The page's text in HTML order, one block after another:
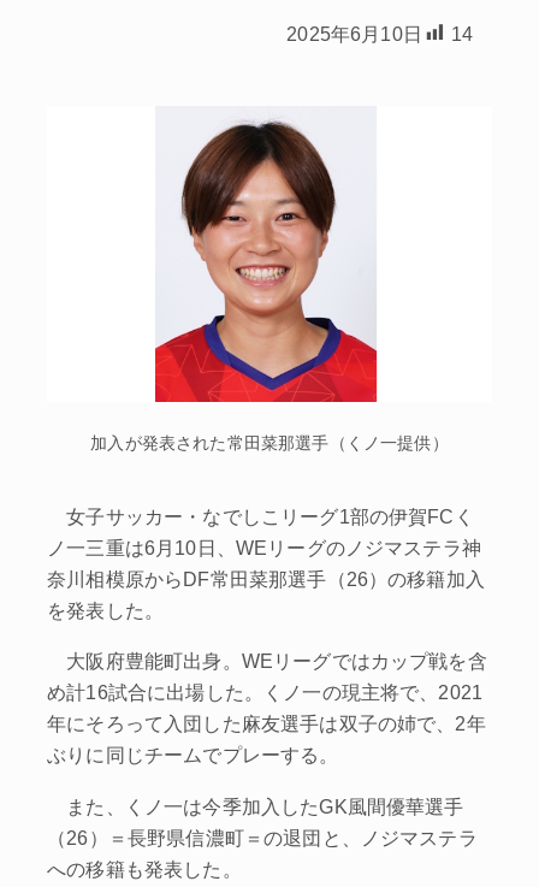
2025年6月10日 14
加入が発表された常田菜那選手（くノ一提供）
女子サッカー・なでしこリーグ1部の伊賀FCく
ノ一三重は6月10日、WEリーグのノジマステラ神
奈川相模原からDF常田菜那選手（26）の移籍加入
を発表した。
大阪府豊能町出身。WEリーグではカップ戦を含
め計16試合に出場した。くノ一の現主将で、2021
年にそろって入団した麻友選手は双子の姉で、2年
ぶりに同じチームでプレーする。
また、くノ一は今季加入したGK風間優華選手
（26）＝長野県信濃町＝の退団と、ノジマステラ
への移籍も発表した。